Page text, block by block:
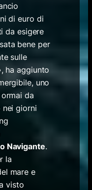
di euro di
da esigere
bene per
sulle
ha aggiunto
uno
da
nei giorni
Navigante.
la
mare e
visto